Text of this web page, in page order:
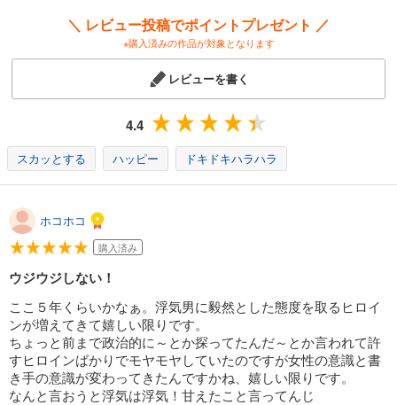
＼ レビュー投稿でポイントプレゼント ／
※購入済みの作品が対象となります
レビューを書く
4.4
スカッとする ハッピー ドキドキハラハラ
ホコホコ
購入済み
ウジウジしない！
ここ５年くらいかなぁ。浮気男に毅然とした態度を取るヒロイ
ンが増えてきて嬉しい限りです。
ちょっと前まで政治的に～とか探ってたんだ～とか言われて許
すヒロインばかりでモヤモヤしていたのですが女性の意識と書
き手の意識が変わってきたんですかね、嬉しい限りです。
なんと言おうと浮気は浮気！甘えたこと言ってんじ